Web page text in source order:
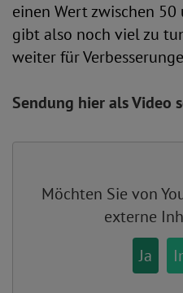
einen Wert zwischen 50
gibt also noch viel zu
weiter für
Sendung hier als Video
Möchten Sie von
externe
Ja